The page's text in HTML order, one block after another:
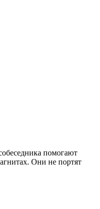
помогают
Они не портят